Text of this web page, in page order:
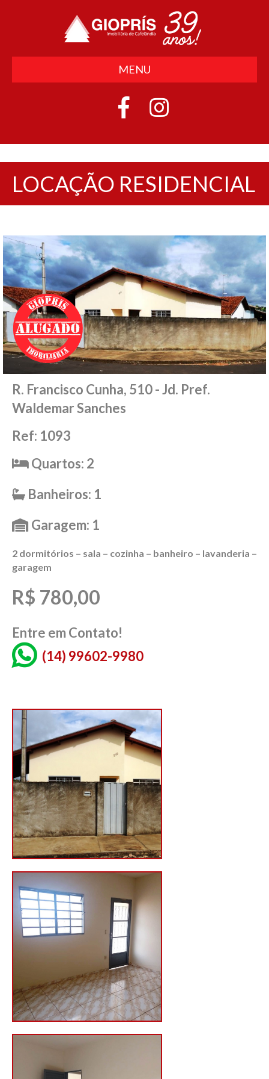
MENU
LOCAÇÃO RESIDENCIAL
R. Francisco Cunha, 510 - Jd. Pref.
Waldemar Sanches
Ref: 1093
Quartos: 2
Banheiros: 1
Garagem: 1
2 dormitórios – sala – cozinha – banheiro – lavanderia –
garagem
R$ 780,00
Entre em Contato!
(14) 99602-9980